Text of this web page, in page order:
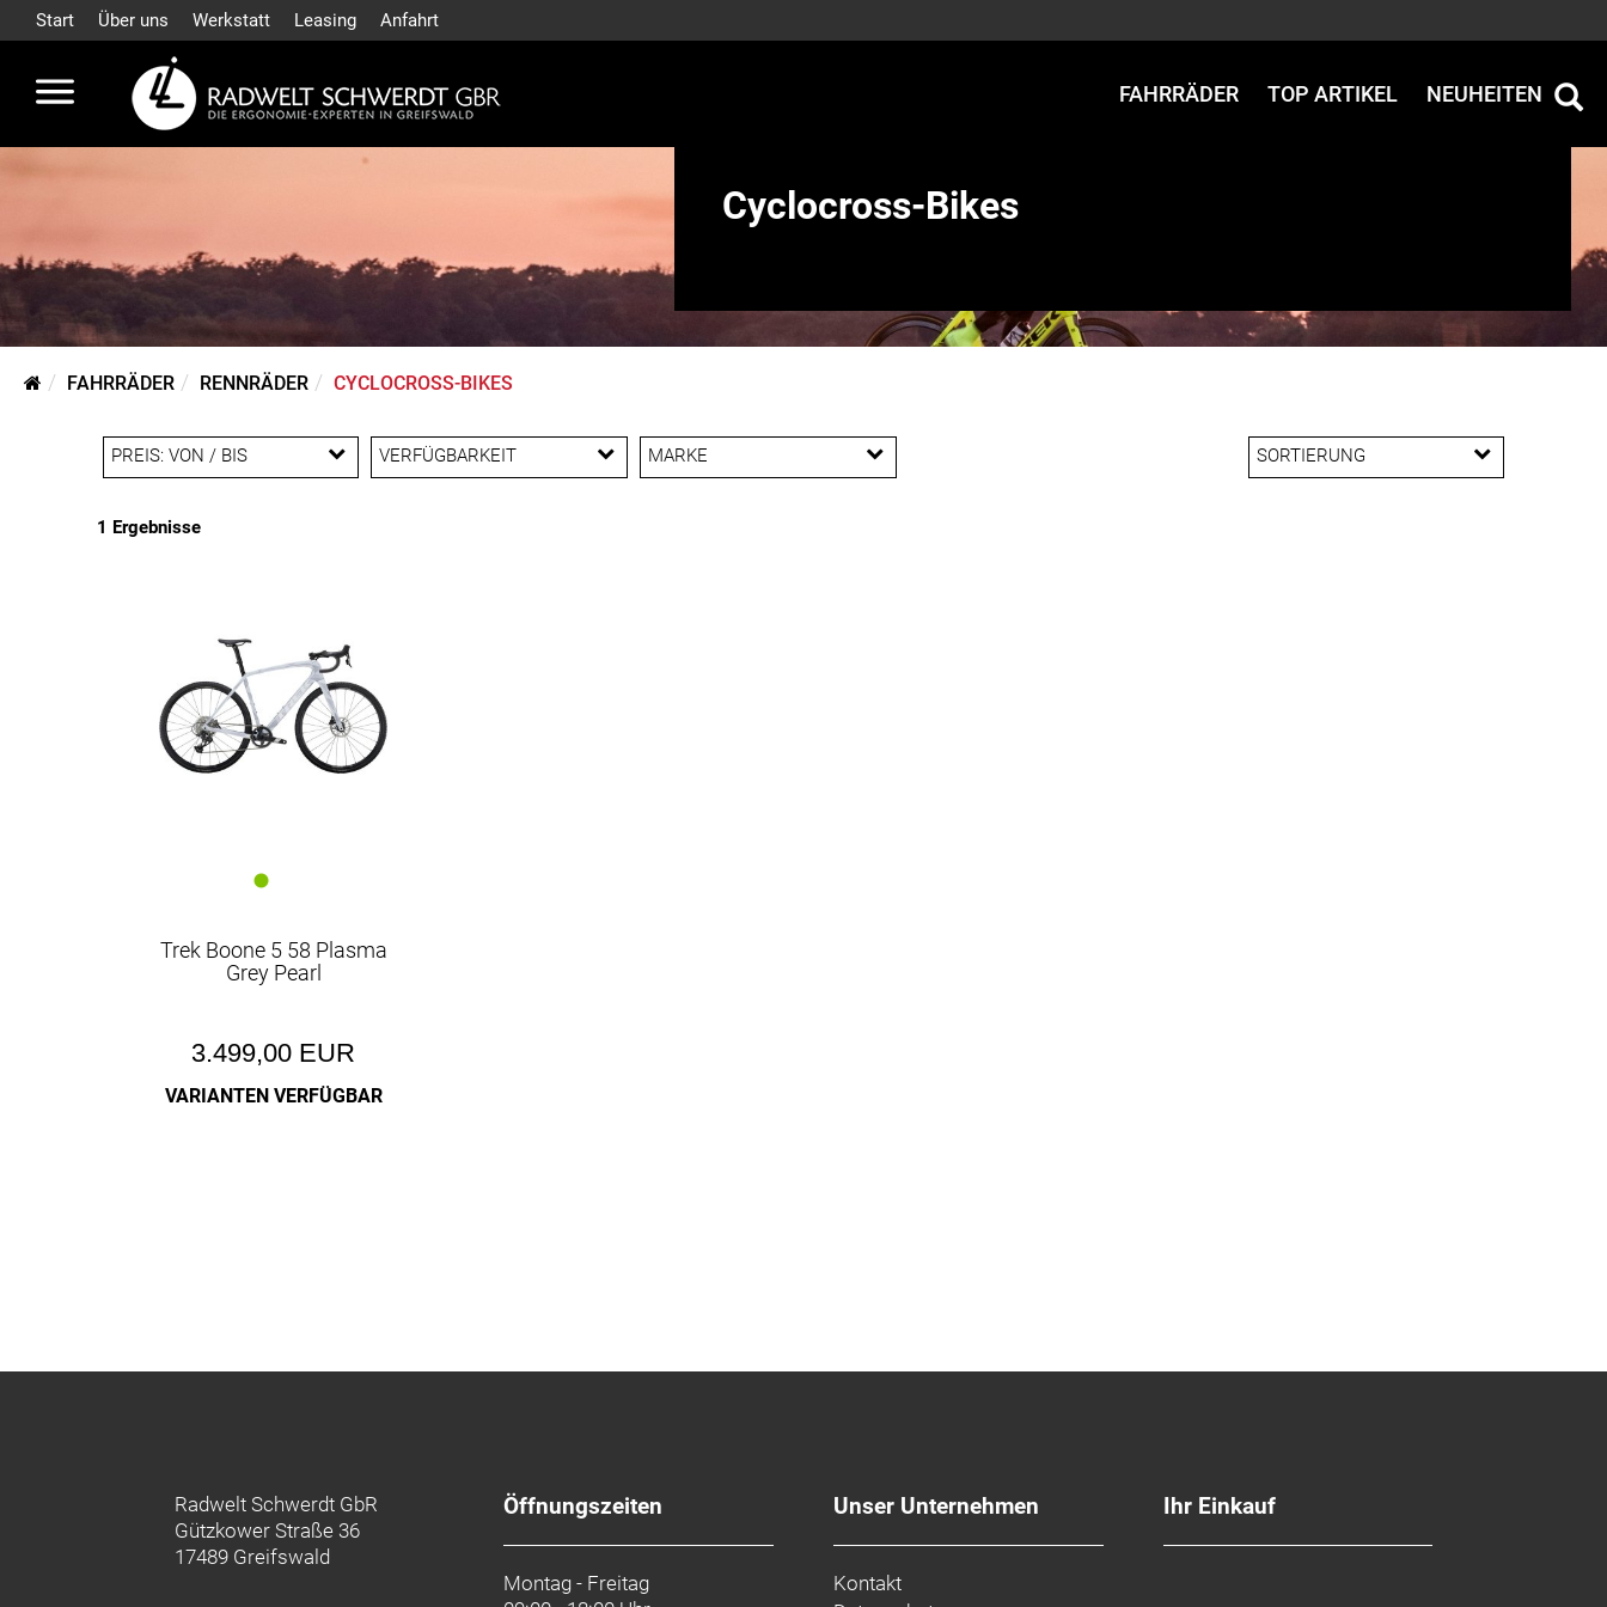
Start Über uns Werkstatt Leasing Anfahrt
FAHRRÄDER TOP ARTIKEL NEUHEITEN
Cyclocross-Bikes
FAHRRÄDER RENNRÄDER CYCLOCROSS-BIKES
SORTIERUNG
PREIS: VON / BIS VERFÜGBARKEIT MARKE
1 Ergebnisse
Trek Boone 5 58 Plasma
Grey Pearl
3.499,00 EUR
VARIANTEN VERFÜGBAR
Radwelt Schwerdt GbR
Gützkower Straße 36
17489 Greifswald
Öffnungszeiten
Montag - Freitag
Unser Unternehmen
Kontakt
Ihr Einkauf